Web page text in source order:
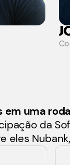
em uma
da
eles